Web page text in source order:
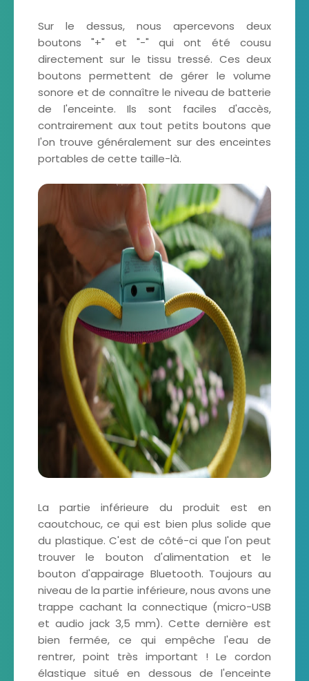
Sur le dessus, nous apercevons deux
boutons "+" et "-" qui ont été cousu
directement sur le tissu tressé. Ces deux
boutons permettent de gérer le volume
sonore et de connaître le niveau de batterie
de l'enceinte. Ils sont faciles d'accès,
contrairement aux tout petits boutons que
l'on trouve généralement sur des enceintes
portables de cette taille-là.
La partie inférieure du produit est en
caoutchouc, ce qui est bien plus solide que
du plastique. C'est de côté-ci que l'on peut
trouver le bouton d'alimentation et le
bouton d'appairage Bluetooth. Toujours au
niveau de la partie inférieure, nous avons une
trappe cachant la connectique (micro-USB
et audio jack 3,5 mm). Cette dernière est
bien fermée, ce qui empêche l'eau de
rentrer, point très important ! Le cordon
élastique situé en dessous de l'enceinte